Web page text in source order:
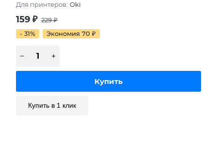
Для принтеров: Oki
159 ₽ 229₽
- 31%
Экономия 70 ₽
Купить в 1 клик